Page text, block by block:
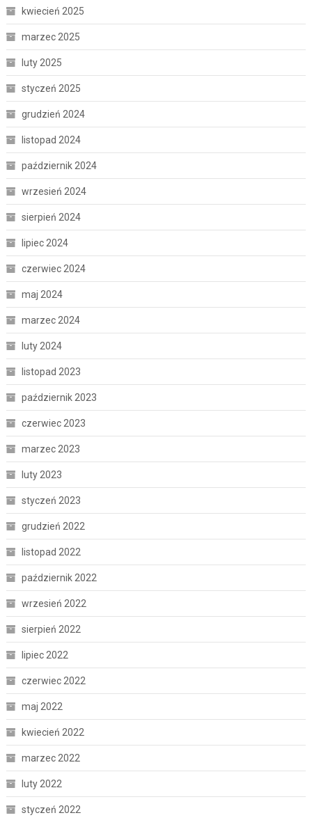
kwiecień 2025
marzec 2025
luty 2025
styczeń 2025
grudzień 2024
listopad 2024
październik 2024
wrzesień 2024
sierpień 2024
lipiec 2024
czerwiec 2024
maj 2024
marzec 2024
luty 2024
listopad 2023
październik 2023
czerwiec 2023
marzec 2023
luty 2023
styczeń 2023
grudzień 2022
listopad 2022
październik 2022
wrzesień 2022
sierpień 2022
lipiec 2022
czerwiec 2022
maj 2022
kwiecień 2022
marzec 2022
luty 2022
styczeń 2022